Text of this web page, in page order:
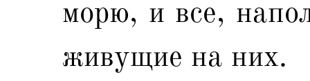
морю, и все,
живущие на них.